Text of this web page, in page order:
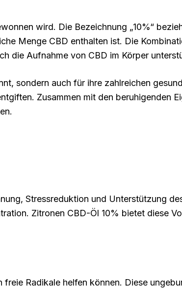
wird. Die Bezeichnung „10%“
Menge CBD enthalten ist. Die
die Aufnahme von CBD im Körper
sondern auch für ihre zahlreichen
Zusammen mit den beruhigenden
Stressreduktion und Unterstützung
Zitronen CBD-Öl 10% bietet diese
Radikale helfen können. Diese